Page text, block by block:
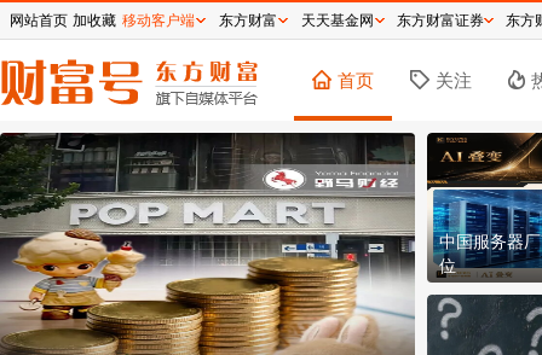
首页 关注
中国服务器
位
网站首页 加收藏 移动客户端 东方财富 天天基金网 东方财富证券 东方